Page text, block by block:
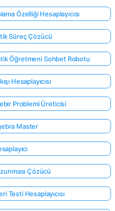
Özelliği Hesaplayıcısı
Süreç Çözücü
Öğretmeni Sohbet Robotu
Hesaplayıcısı
Problemi Üreticisi
Master
Çözücü
Testi Hesaplayıcısı